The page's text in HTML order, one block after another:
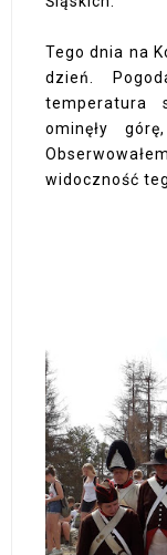
Tego dnia na
dzień.
temperatura
ominęły
widoczność